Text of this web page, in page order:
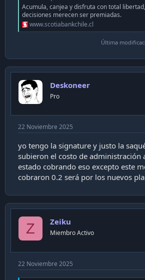
Acumula, canjea y disfruta con total
decisiones merecen ser premiadas.
www.scotiabankchile.cl
Última
Deskoneer
Pro
22 Noviembre 2025
yo tengo la signature y justo la
subieron el costo de administración
estado cobrando eso excepto este
cobraron 0.2 será por los nuevos
Z Zeiku
Miembro Activo
22 Noviembre 2025